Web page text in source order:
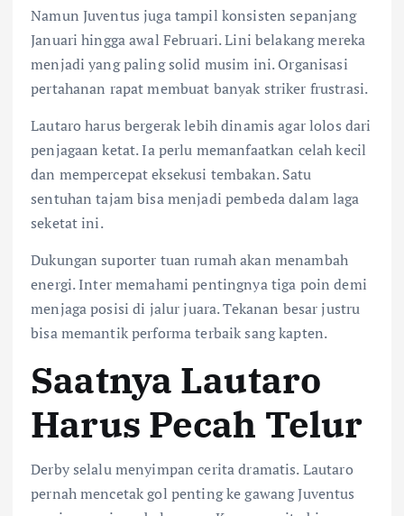
Namun Juventus juga tampil konsisten sepanjang
Januari hingga awal Februari. Lini belakang mereka
menjadi yang paling solid musim ini. Organisasi
pertahanan rapat membuat banyak striker frustrasi.
Lautaro harus bergerak lebih dinamis agar lolos dari
penjagaan ketat. Ia perlu memanfaatkan celah kecil
dan mempercepat eksekusi tembakan. Satu
sentuhan tajam bisa menjadi pembeda dalam laga
seketat ini.
Dukungan suporter tuan rumah akan menambah
energi. Inter memahami pentingnya tiga poin demi
menjaga posisi di jalur juara. Tekanan besar justru
bisa memantik performa terbaik sang kapten.
Saatnya Lautaro
Harus Pecah Telur
Derby selalu menyimpan cerita dramatis. Lautaro
pernah mencetak gol penting ke gawang Juventus